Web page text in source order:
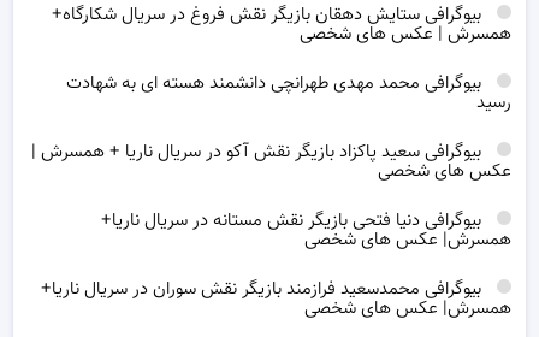
بیوگرافی ستایش دهقان بازیگر نقش فروغ در سریال شکارگاه+
همسرش | عکس های شخصی
بیوگرافی محمد مهدی طهرانچی دانشمند هسته ای به شهادت
رسید
بیوگرافی سعید پاکزاد بازیگر نقش آکو در سریال ناریا + همسرش |
عکس های شخصی
بیوگرافی دنیا فتحی بازیگر نقش مستانه در سریال ناریا+
همسرش| عکس های شخصی
بیوگرافی محمدسعید فرازمند بازیگر نقش سوران در سریال ناریا+
همسرش| عکس های شخصی